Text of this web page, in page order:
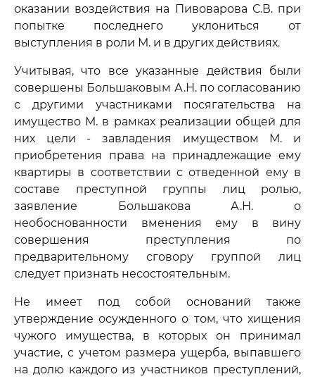
оказании воздействия на Пивоварова С.В. при
попытке последнего уклониться от
выступления в роли М. и в других действиях.
Учитывая, что все указанные действия были
совершены Большаковым А.Н. по согласованию
с другими участниками посягательства на
имущество М. в рамках реализации общей для
них цели - завладения имуществом М. и
приобретения права на принадлежащие ему
квартиры в соответствии с отведенной ему в
составе преступной группы лиц ролью,
заявление Большакова А.Н. о
необоснованности вменения ему в вину
совершения преступления по
предварительному сговору группой лиц
следует признать несостоятельным.
Не имеет под собой оснований также
утверждение осужденного о том, что хищения
чужого имущества, в которых он принимал
участие, с учетом размера ущерба, выпавшего
на долю каждого из участников преступлений,